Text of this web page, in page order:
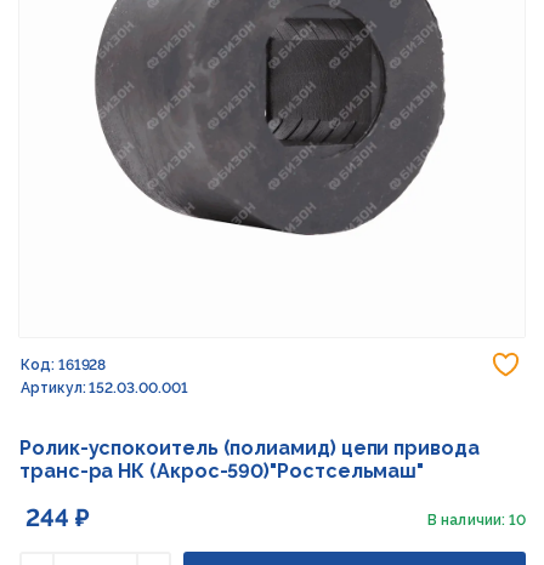
Код: 161928
Артикул: 152.03.00.001
Ролик-успокоитель (полиамид) цепи привода
транс-ра НК (Акрос-590)"Ростсельмаш"
244 ₽ В наличии: 10